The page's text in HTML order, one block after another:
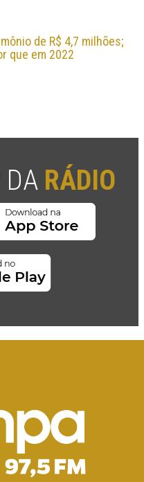
de R$ 4,7 milhões;
que em 2022
DA RÁDIO